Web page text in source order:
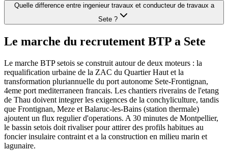
Quelle difference entre ingenieur travaux et conducteur de travaux a
Sete ?
Le marche du recrutement BTP a Sete
Le marche BTP setois se construit autour de deux moteurs : la
requalification urbaine de la ZAC du Quartier Haut et la
transformation pluriannuelle du port autonome Sete-Frontignan,
4eme port mediterraneen francais. Les chantiers riverains de l'etang
de Thau doivent integrer les exigences de la conchyliculture, tandis
que Frontignan, Meze et Balaruc-les-Bains (station thermale)
ajoutent un flux regulier d'operations. A 30 minutes de Montpellier,
le bassin setois doit rivaliser pour attirer des profils habitues au
foncier insulaire contraint et a la construction en milieu marin et
lagunaire.